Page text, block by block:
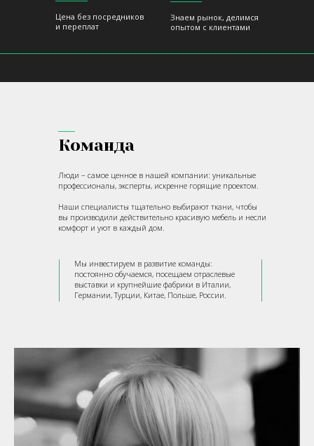
Знаем рынок, делимся
опытом с клиентами
Цена без посредников
и переплат
Команда
Люди – самое ценное в нашей компании: уникальные
профессионалы, эксперты, искренне горящие проектом.
Наши специалисты тщательно выбирают ткани, чтобы
вы производили действительно красивую мебель и несли
комфорт и уют в каждый дом.
Мы инвестируем в развитие команды:
постоянно обучаемся, посещаем отраслевые
выставки и крупнейшие фабрики в Италии,
Германии, Турции, Китае, Польше, России.